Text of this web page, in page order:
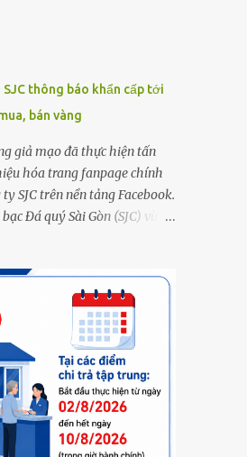
SJC thông báo khẩn cấp tới
bán vàng
giả mạo đã thực hiện tấn
hóa trang fanpage chính
SJC trên nền tảng Facebook.
Đá quý Sài Gòn (SJC) vừa
thức của công ty SJC trên nền
(đường link page
sjcsaigon). Trước đó,
ghi nhận và cảnh báo đến
các đối tượng xấu giả mạo
trên nền tảng Facebook
lừa đảo, trục lợi. Để bảo đảm
cho khách hàng, công ty SJC